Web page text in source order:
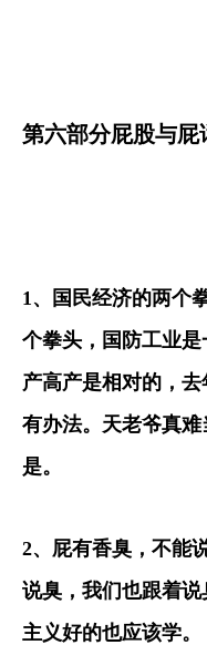
第六部分屁股与屁
1、国民经济的两个
个拳头，国防工业
产高产是相对的，
有办法。天老爷真
是。
2、屁有香臭，不能
说臭，我们也跟着
主义好的也应该学。